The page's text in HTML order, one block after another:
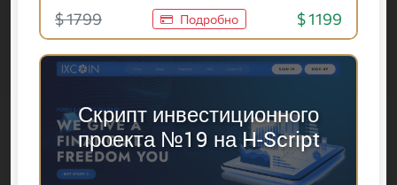
$ 1799 Подробно $ 1199
Скрипт инвестиционного
проекта №19 на H-Script